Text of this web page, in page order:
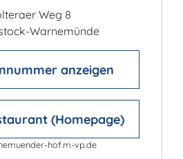
Weg 8
Warnemünde
anzeigen
(Homepage)
hof.m-vp.de